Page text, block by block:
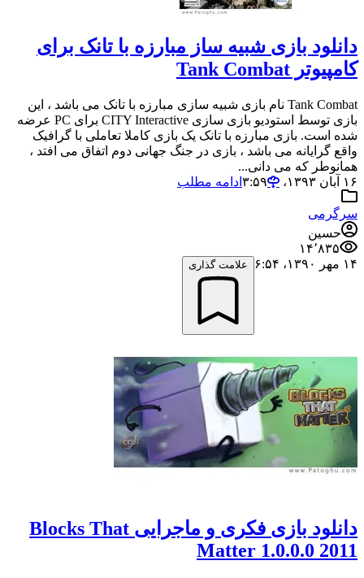
دانلود بازی شبیه ساز مبارزه با تانک برای
کامپیوتر Tank Combat
Tank Combat نام بازی شبیه سازی مبارزه با تانک می باشد ، این
بازی توسط استودیو بازی سازی CITY Interactive برای PC عرضه
شده است. بازی مبارزه با تانک یک بازی کاملا تعاملی با گرافیک
واقع گرایانه می باشد ، بازی در جنگ جهانی دوم اتفاق می افتد ،
همانوطر که می دانی...
۱۶ آبان ۱۳۹۳،‏ ۳:۵۹
ادامه مطلب
سرگرمی
حسین
۱۴٬۸۳۵
۱۴ مهر ۱۳۹۰،‏ ۶:۵۴
علامت گذاری
دانلود بازی فکری و ماجرایی Blocks That
Matter 1.0.0.0 2011